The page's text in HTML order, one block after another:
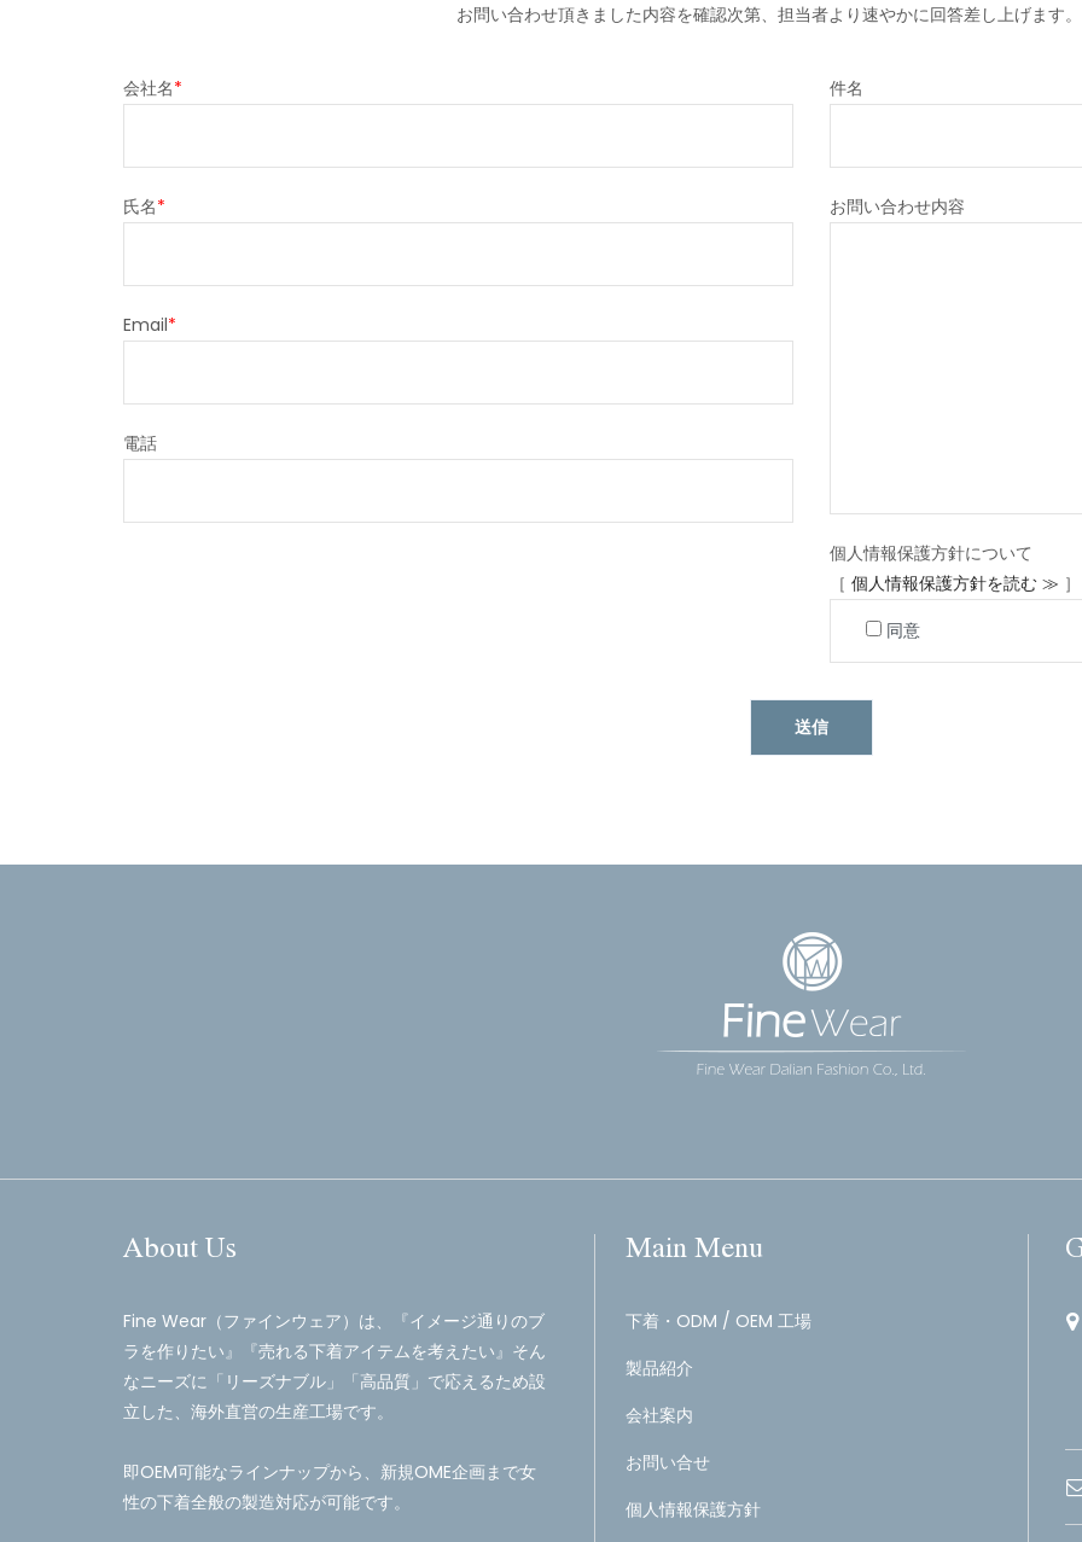
お問い合わせ頂きました内容を確認次第、担当者より速やかに回答差し上げます。
会社名*
氏名*
Email*
電話
件名
お問い合わせ内容
個人情報保護方針について
［ 個人情報保護方針を読む ≫ ］
同意
送信
About Us
Fine Wear（ファインウェア）は、『イメージ通りのブ
ラを作りたい』『売れる下着アイテムを考えたい』そん
なニーズに「リーズナブル」「高品質」で応えるため設
立した、海外直営の生産工場です。
即OEM可能なラインナップから、新規OME企画まで女
性の下着全般の製造対応が可能です。
Main Menu
下着・ODM / OEM 工場
製品紹介
会社案内
お問い合せ
個人情報保護方針